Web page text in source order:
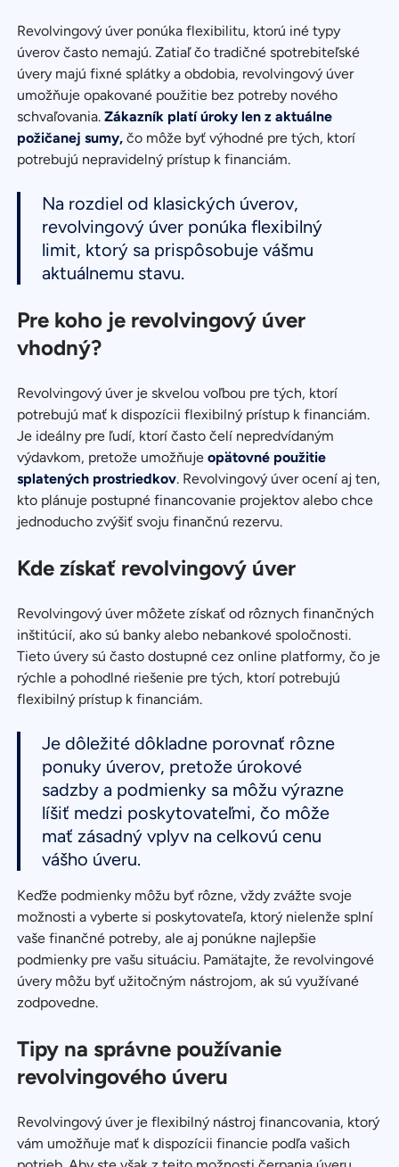
Revolvingový úver ponúka flexibilitu, ktorú iné typy
úverov často nemajú. Zatiaľ čo tradičné spotrebiteľské
úvery majú fixné splátky a obdobia, revolvingový úver
umožňuje opakované použitie bez potreby nového
schvaľovania.Zákazník platí úroky len z aktuálne
požičanej sumy, čo môže byť výhodné pre tých, ktorí
potrebujú nepravidelný prístup k financiám.
Na rozdiel od klasických úverov,
revolvingový úver ponúka flexibilný
limit, ktorý sa prispôsobuje vášmu
aktuálnemu stavu.
Pre koho je revolvingový úver
vhodný?
Revolvingový úver je skvelou voľbou pre tých, ktorí
potrebujú mať k dispozícii flexibilný prístup k financiám.
Je ideálny pre ľudí, ktorí často čelí nepredvídaným
výdavkom, pretože umožňujeopätovné použitie
splatených prostriedkov. Revolvingový úver ocení aj ten,
kto plánuje postupné financovanie projektov alebo chce
jednoducho zvýšiť svoju finančnú rezervu.
Kde získať revolvingový úver
Revolvingový úver môžete získať od rôznych finančných
inštitúcií, ako sú banky alebo nebankové spoločnosti.
Tieto úvery sú často dostupné cez online platformy, čo je
rýchle a pohodlné riešenie pre tých, ktorí potrebujú
flexibilný prístup k financiám.
Je dôležité dôkladne porovnať rôzne
ponuky úverov, pretože úrokové
sadzby a podmienky sa môžu výrazne
líšiť medzi poskytovateľmi, čo môže
mať zásadný vplyv na celkovú cenu
vášho úveru.
Keďže podmienky môžu byť rôzne, vždy zvážte svoje
možnosti a vyberte si poskytovateľa, ktorý nielenže splní
vaše finančné potreby, ale aj ponúkne najlepšie
podmienky pre vašu situáciu. Pamätajte, že revolvingové
úvery môžu byť užitočným nástrojom, ak sú využívané
zodpovedne.
Tipy na správne používanie
revolvingového úveru
Revolvingový úver je flexibilný nástroj financovania, ktorý
vám umožňuje mať k dispozícii financie podľa vašich